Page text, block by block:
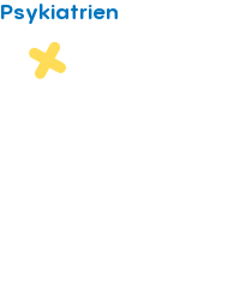
Psykiatrien